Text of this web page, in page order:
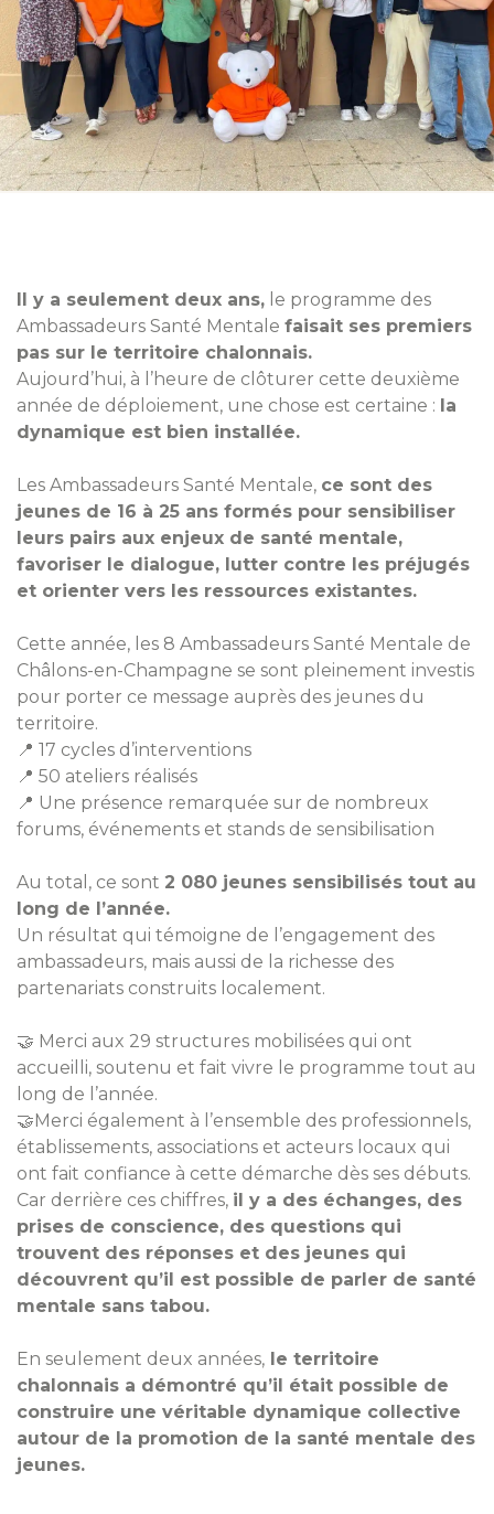
Il y a seulement deux ans, le programme des
Ambassadeurs Santé Mentale faisait ses premiers
pas sur le territoire chalonnais.
Aujourd’hui, à l’heure de clôturer cette deuxième
année de déploiement, une chose est certaine : la
dynamique est bien installée.
Les Ambassadeurs Santé Mentale, ce sont des
jeunes de 16 à 25 ans formés pour sensibiliser
leurs pairs aux enjeux de santé mentale,
favoriser le dialogue, lutter contre les préjugés
et orienter vers les ressources existantes.
Cette année, les 8 Ambassadeurs Santé Mentale de
Châlons-en-Champagne se sont pleinement investis
pour porter ce message auprès des jeunes du
territoire.
📍 17 cycles d’interventions
📍 50 ateliers réalisés
📍 Une présence remarquée sur de nombreux
forums, événements et stands de sensibilisation
Au total, ce sont 2 080 jeunes sensibilisés tout au
long de l’année.
Un résultat qui témoigne de l’engagement des
ambassadeurs, mais aussi de la richesse des
partenariats construits localement.
🤝 Merci aux 29 structures mobilisées qui ont
accueilli, soutenu et fait vivre le programme tout au
long de l’année.
🤝Merci également à l’ensemble des professionnels,
établissements, associations et acteurs locaux qui
ont fait confiance à cette démarche dès ses débuts.
Car derrière ces chiffres, il y a des échanges, des
prises de conscience, des questions qui
trouvent des réponses et des jeunes qui
découvrent qu’il est possible de parler de santé
mentale sans tabou.
En seulement deux années, le territoire
chalonnais a démontré qu’il était possible de
construire une véritable dynamique collective
autour de la promotion de la santé mentale des
jeunes.
Fil santé jeune
0 800 235 236
Pour les 12 à 25 ans, afin de parler de santé, de
sexualité, de mal-être...
7 j/7 de 9h à 23h anonyme et gratuit.
De 8h à 2h, 7 j/7, anonyme et gratuit.
Violences numériques
3018
Une écoute, des conseils et une intervention
pour les victimes de cyberharcèlement ou de
Numéro national suicide
3114
Le 3114, c'est le numéro national de prévention
gratuitement 24h/24 et 7j/7, anonyme.